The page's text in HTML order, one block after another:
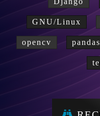
GNU/Linux
opencv pandas